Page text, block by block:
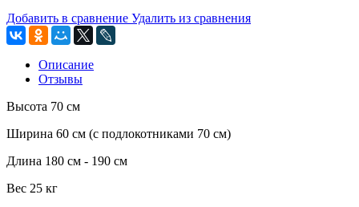
Добавить в сравнение Удалить из сравнения
Описание
Отзывы
Высота 70 см
Ширина 60 см (с подлокотниками 70 см)
Длина 180 см - 190 см
Вес 25 кг